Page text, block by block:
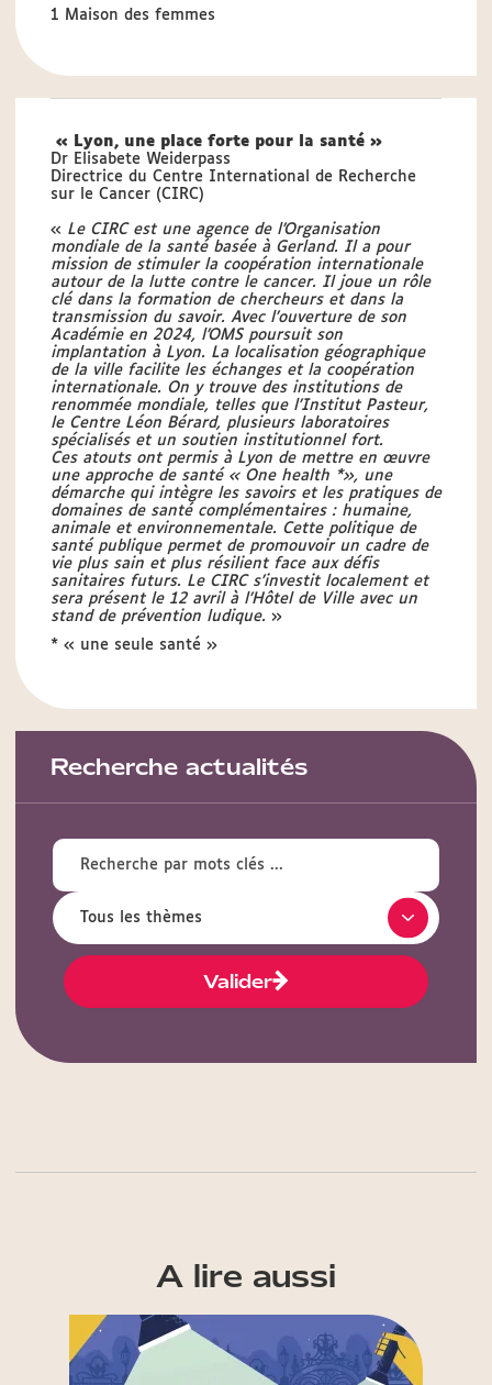
1 Maison des femmes
« Lyon, une place forte pour la santé »
Dr Elisabete Weiderpass
Directrice du Centre International de Recherche
sur le Cancer (CIRC)
« Le CIRC est une agence de l’Organisation
mondiale de la santé basée à Gerland. Il a pour
mission de stimuler la coopération internationale
autour de la lutte contre le cancer. Il joue un rôle
clé dans la formation de chercheurs et dans la
transmission du savoir. Avec l’ouverture de son
Académie en 2024, l’OMS poursuit son
implantation à Lyon. La localisation géographique
de la ville facilite les échanges et la coopération
internationale. On y trouve des institutions de
renommée mondiale, telles que l’Institut Pasteur,
le Centre Léon Bérard, plusieurs laboratoires
spécialisés et un soutien institutionnel fort.
Ces atouts ont permis à Lyon de mettre en œuvre
une approche de santé « One health *», une
démarche qui intègre les savoirs et les pratiques de
domaines de santé complémentaires : humaine,
animale et environnementale. Cette politique de
santé publique permet de promouvoir un cadre de
vie plus sain et plus résilient face aux défis
sanitaires futurs. Le CIRC s’investit localement et
sera présent le 12 avril à l’Hôtel de Ville avec un
stand de prévention ludique. »
* « une seule santé »
Recherche actualités
Valider
A lire aussi